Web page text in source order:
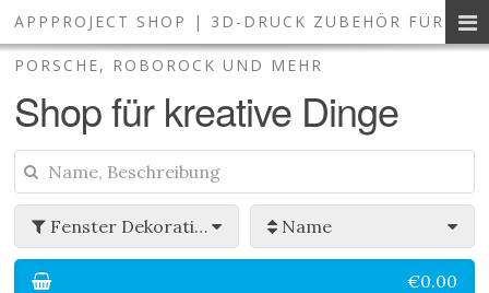
APPPROJECT SHOP | 3D-DRUCK ZUBEHÖR FÜR
PORSCHE, ROBOROCK UND MEHR
3D-Druck Zubehör und Smart
Shop für kreative Dinge
Fenster Dekoration Name
€0.00